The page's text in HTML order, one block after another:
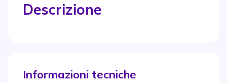
Descrizione
Informazioni tecniche